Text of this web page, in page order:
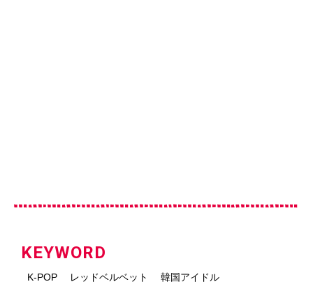
KEYWORD
K-POP レッドベルベット 韓国アイドル